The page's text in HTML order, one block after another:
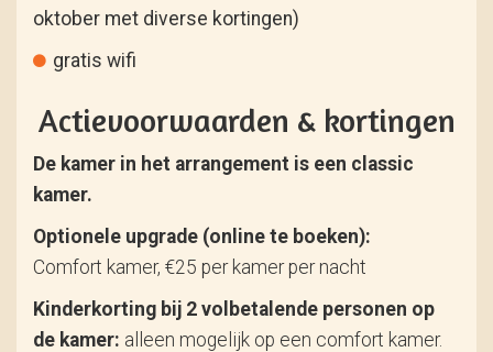
oktober met diverse kortingen)
gratis wifi
Actievoorwaarden & kortingen
De kamer in het arrangement is een classic
kamer.
Optionele upgrade (online te boeken):
Comfort kamer, €25 per kamer per nacht
Kinderkorting bij 2 volbetalende personen op
de kamer: alleen mogelijk op een comfort kamer.